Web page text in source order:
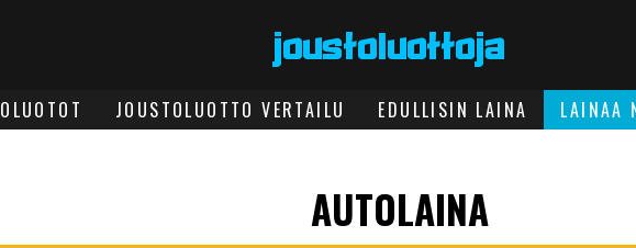
JOUSTOLUOTTO VERTAILU EDULLISIN LAINA LAINAA
AUTOLAINA